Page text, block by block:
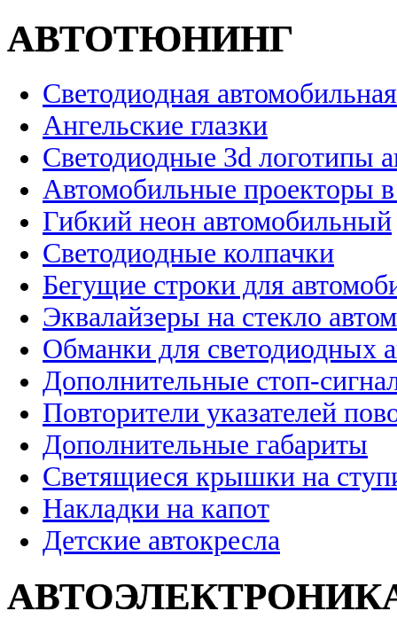
АВТОТЮНИНГ
Светодиодная
Ангельские глазки
Светодиодные 3d логотипы
Автомобильные проекторы
Гибкий неон автомобильный
Светодиодные колпачки
Бегущие строки для
Эквалайзеры на стекло
Обманки для светодиодных
Дополнительные стоп-
Повторители указателей
Дополнительные габариты
Светящиеся крышки на
Накладки на капот
Детские автокресла